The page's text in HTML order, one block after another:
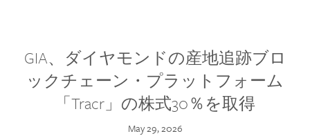
GIA、ダイヤモンドの産地追跡ブロ
ックチェーン・プラットフォーム
「Tracr」の株式30％を取得
May 29, 2026